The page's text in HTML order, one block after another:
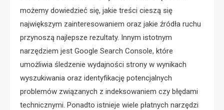
możemy dowiedzieć się, jakie treści cieszą się
największym zainteresowaniem oraz jakie źródła ruchu
przynoszą najlepsze rezultaty. Innym istotnym
narzędziem jest Google Search Console, które
umożliwia śledzenie wydajności strony w wynikach
wyszukiwania oraz identyfikację potencjalnych
problemów związanych z indeksowaniem czy błędami
technicznymi. Ponadto istnieje wiele płatnych narzędzi